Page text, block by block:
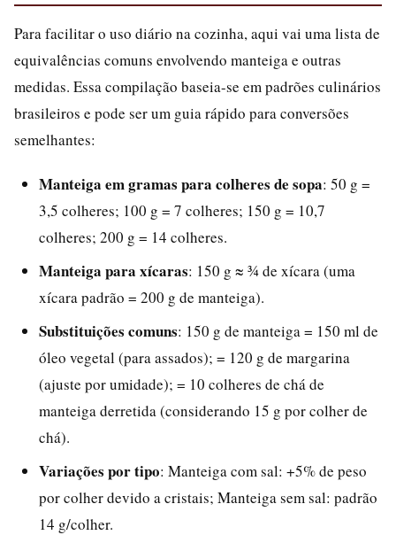
Para facilitar o uso diário na cozinha, aqui vai uma lista de
equivalências comuns envolvendo manteiga e outras
medidas. Essa compilação baseia-se em padrões culinários
brasileiros e pode ser um guia rápido para conversões
semelhantes:
Manteiga em gramas para colheres de sopa: 50 g =
3,5 colheres; 100 g = 7 colheres; 150 g = 10,7
colheres; 200 g = 14 colheres.
Manteiga para xícaras: 150 g ≈ ¾ de xícara (uma
xícara padrão = 200 g de manteiga).
Substituições comuns: 150 g de manteiga = 150 ml de
óleo vegetal (para assados); = 120 g de margarina
(ajuste por umidade); = 10 colheres de chá de
manteiga derretida (considerando 15 g por colher de
chá).
Variações por tipo: Manteiga com sal: +5% de peso
por colher devido a cristais; Manteiga sem sal: padrão
14 g/colher.